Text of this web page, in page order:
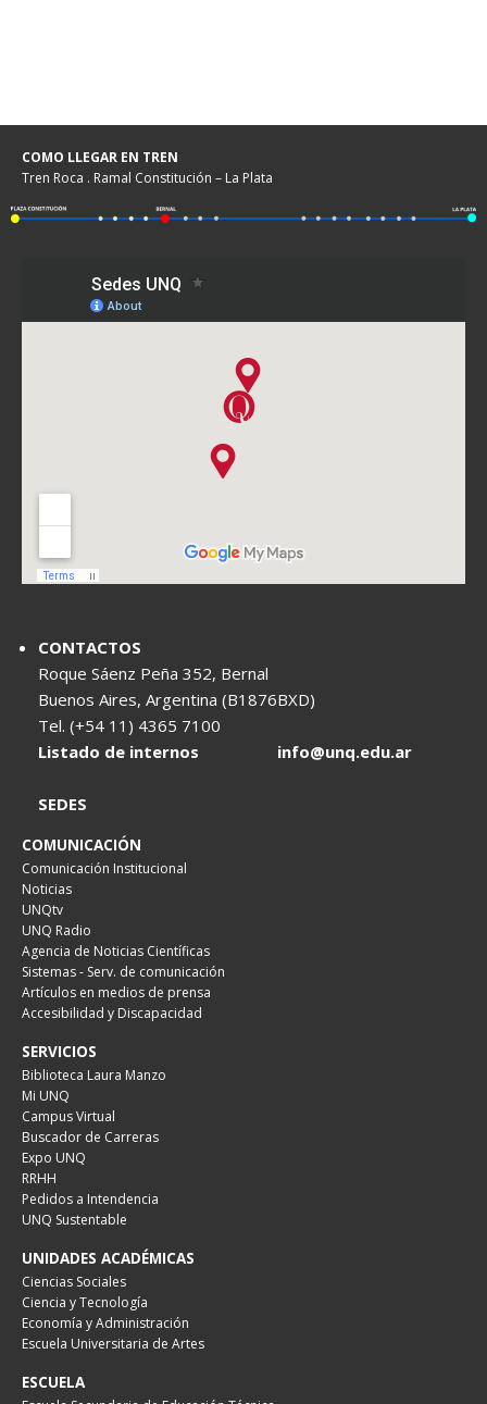
COMO LLEGAR EN TREN
Tren Roca . Ramal Constitución – La Plata
CONTACTOS
Roque Sáenz Peña 352, Bernal
Buenos Aires, Argentina (B1876BXD)
Tel. (+54 11) 4365 7100
Listado de internos
info@unq.edu.ar
SEDES
COMUNICACIÓN
Comunicación Institucional
Noticias
UNQtv
UNQ Radio
Agencia de Noticias Científicas
Sistemas - Serv. de comunicación
Artículos en medios de prensa
Accesibilidad y Discapacidad
SERVICIOS
Biblioteca Laura Manzo
Mi UNQ
Campus Virtual
Buscador de Carreras
Expo UNQ
RRHH
Pedidos a Intendencia
UNQ Sustentable
UNIDADES ACADÉMICAS
Ciencias Sociales
Ciencia y Tecnología
Economía y Administración
Escuela Universitaria de Artes
ESCUELA